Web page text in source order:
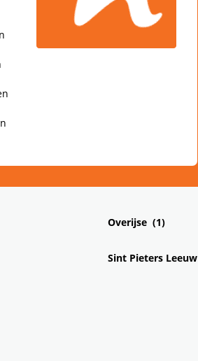
Overijse
Sint Pieters Leeuw